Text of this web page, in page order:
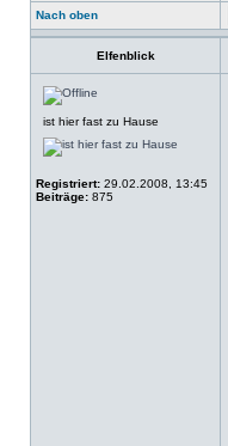
Nach oben
Elfenblick
ist hier fast zu Hause
Registriert: 29.02.2008, 13:45
Beiträge: 875